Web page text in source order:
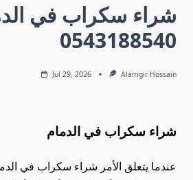
شراء سكراب في
0543188540
Jul 29, 2026 Alamgir Hossain
شراء سكراب في الدمام
عندما يتعلق الأمر شراء سكراب في